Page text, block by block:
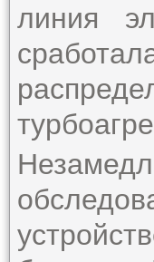
линия